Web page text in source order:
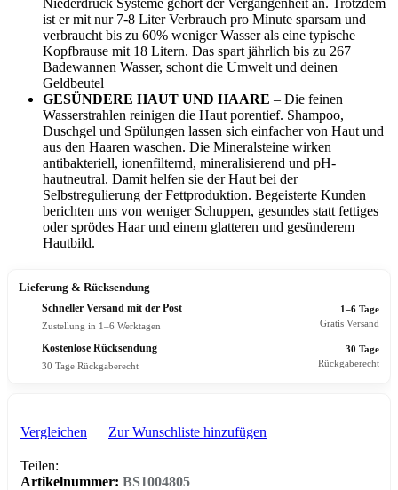
ist er mit nur 7-8 Liter Verbrauch pro Minute sparsam und
verbraucht bis zu 60% weniger Wasser als eine typische
Kopfbrause mit 18 Litern. Das spart jährlich bis zu 267
Badewannen Wasser, schont die Umwelt und deinen
Geldbeutel
GESÜNDERE HAUT UND HAARE – Die feinen
Wasserstrahlen reinigen die Haut porentief. Shampoo,
Duschgel und Spülungen lassen sich einfacher von Haut und
aus den Haaren waschen. Die Mineralsteine wirken
antibakteriell, ionenfilternd, mineralisierend und pH-
hautneutral. Damit helfen sie der Haut bei der
Selbstregulierung der Fettproduktion. Begeisterte Kunden
berichten uns von weniger Schuppen, gesundes statt fettiges
oder sprödes Haar und einem glatteren und gesünderem
Hautbild.
Lieferung & Rücksendung
Schneller Versand mit der Post
Zustellung in 1–6 Werktagen
1–6 Tage
Gratis Versand
Kostenlose Rücksendung
30 Tage Rückgaberecht
30 Tage
Rückgaberecht
Vergleichen Zur Wunschliste hinzufügen
Teilen:
Artikelnummer: BS1004805